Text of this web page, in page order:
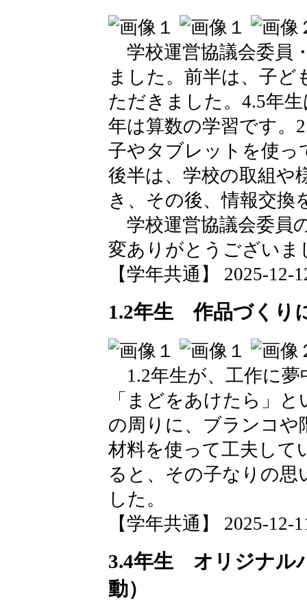
学校運営協議会委員
ました。前半は、子
ただきました。4.5年
年は算数の学習です。
子やタブレットを使っ
後半は、学校の取組や
き、その後、情報交換
学校運営協議会委員
変ありがとうございま
【学年共通】 2025-12-
1.2年生 作品づくり
1.2年生が、工作に夢
「まどをあけたら」
の周りに、ブランコ
材料を使って工夫して
ると、その子なりの
した。
【学年共通】 2025-12-
3.4年生 オリジナル
動）